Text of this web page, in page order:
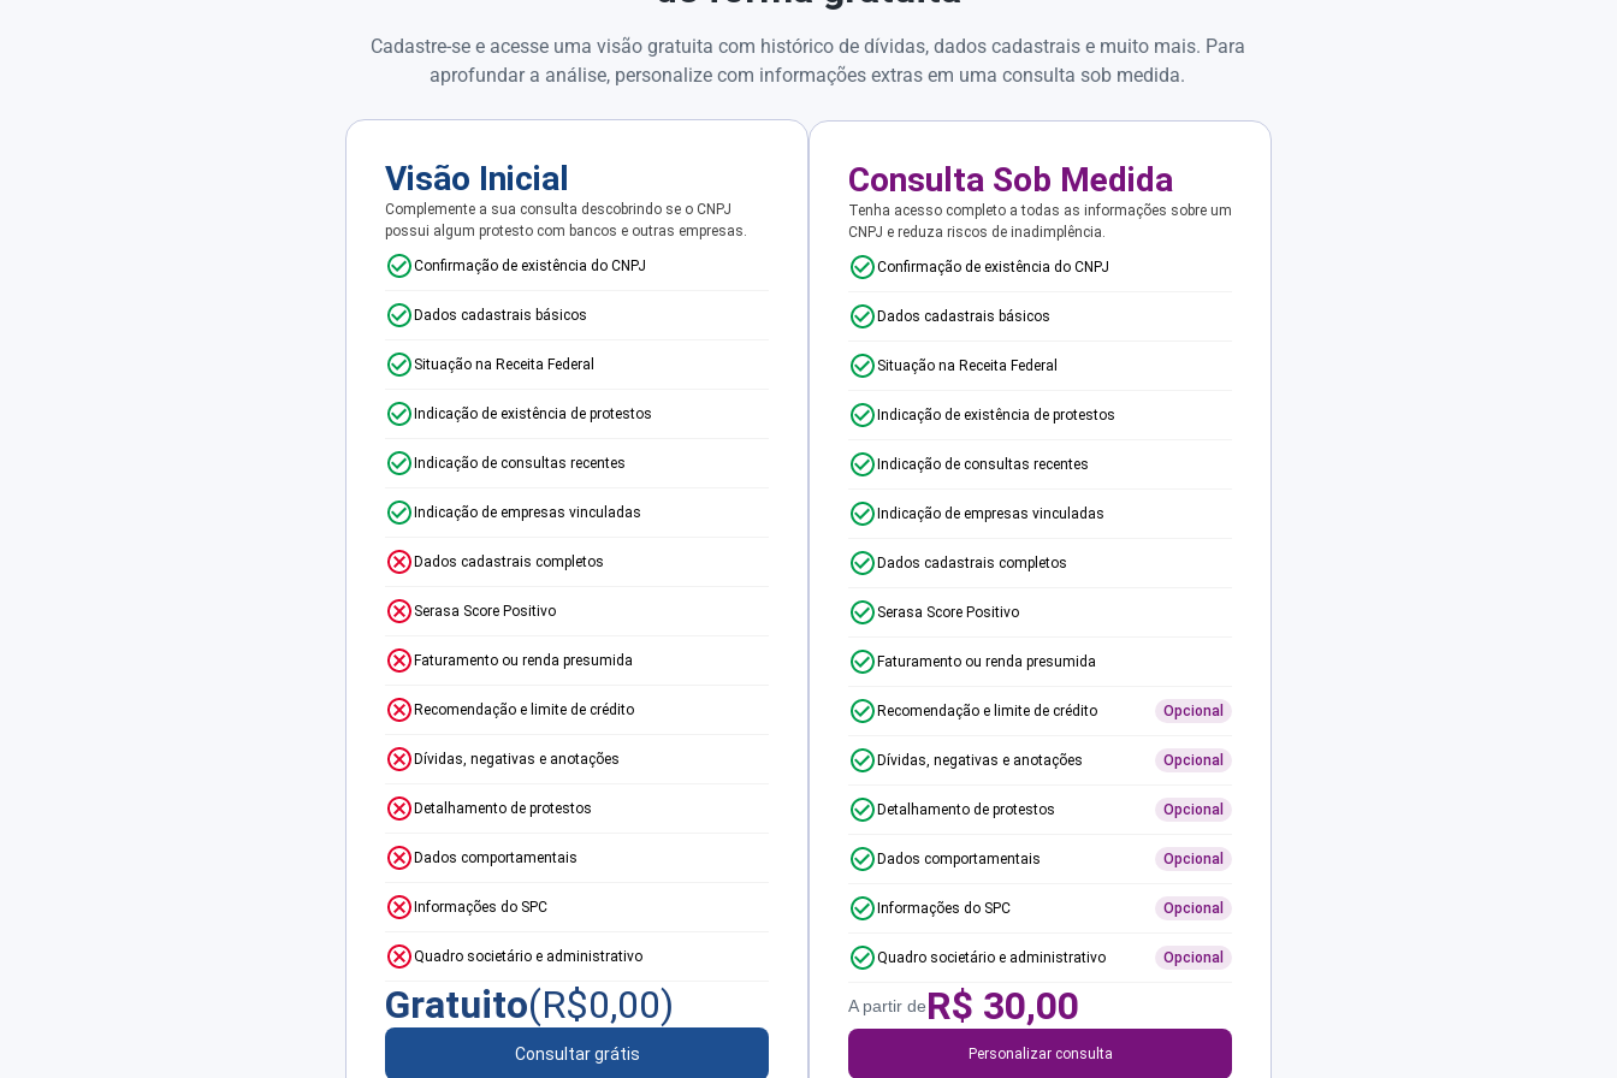
Cadastre-se e acesse uma visão gratuita com histórico de dívidas, dados cadastrais e muito mais. Para
aprofundar a análise, personalize com informações extras em uma consulta sob medida.
Visão Inicial
Complemente a sua consulta descobrindo se o CNPJ
possui algum protesto com bancos e outras empresas.
Confirmação de existência do CNPJ
Dados cadastrais básicos
Situação na Receita Federal
Indicação de existência de protestos
Indicação de consultas recentes
Indicação de empresas vinculadas
Dados cadastrais completos
Serasa Score Positivo
Faturamento ou renda presumida
Recomendação e limite de crédito
Dívidas, negativas e anotações
Detalhamento de protestos
Dados comportamentais
Informações do SPC
Quadro societário e administrativo
Gratuito(R$0,00)
Consultar grátis
Consulta Sob Medida
Tenha acesso completo a todas as informações sobre um
CNPJ e reduza riscos de inadimplência.
Confirmação de existência do CNPJ
Dados cadastrais básicos
Situação na Receita Federal
Indicação de existência de protestos
Indicação de consultas recentes
Indicação de empresas vinculadas
Dados cadastrais completos
Serasa Score Positivo
Faturamento ou renda presumida
Recomendação e limite de crédito Opcional
Dívidas, negativas e anotações Opcional
Detalhamento de protestos Opcional
Dados comportamentais Opcional
Informações do SPC Opcional
Quadro societário e administrativo Opcional
A partir deR$ 30,00
Personalizar consulta